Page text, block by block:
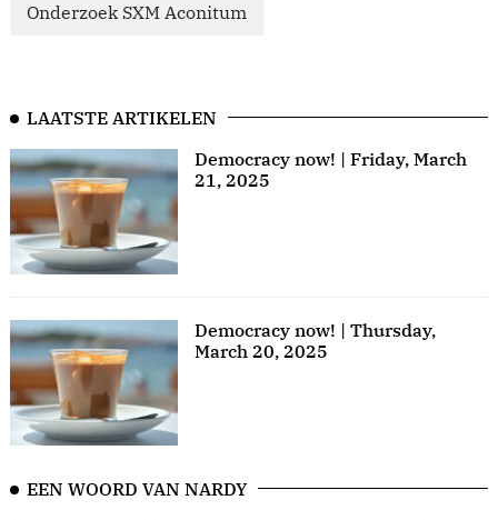
Onderzoek SXM Aconitum
LAATSTE ARTIKELEN
Democracy now! | Friday, March
21, 2025
Democracy now! | Thursday,
March 20, 2025
EEN WOORD VAN NARDY